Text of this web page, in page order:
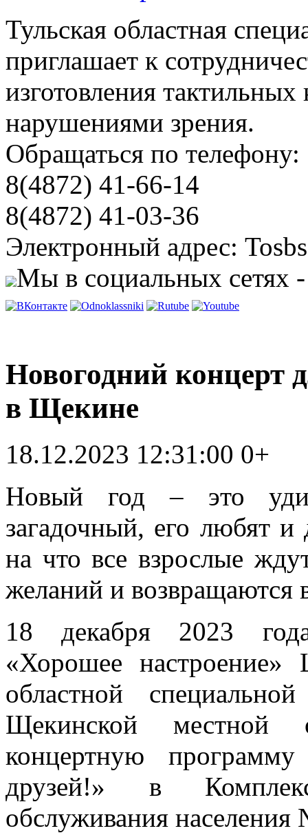
Тульская областная
приглашает к
изготовления
нарушениями зрения.
Обращаться по телефону:
8(4872) 41-66-14
8(4872) 41-03-36
Электронный адрес:
Мы в социальных сетях
Новогодний концерт
в Щекине
18.12.2023 12:31:00 0+
Новый год – это
загадочный, его любят
на что все взрослые
желаний и возвращаются
18 декабря 2023 года
«Хорошее настроение»
областной
Щекинской местной
концертную
друзей!» в
обслуживания